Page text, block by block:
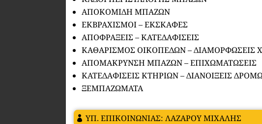
ΑΠΟΚΟΜΙΔΗ ΜΠΑΖΩΝ
ΕΚΒΡΑΧΙΣΜΟΙ – ΕΚΣΚΑΦΕΣ
ΑΠΟΦΡΑΞΕΙΣ – ΚΑΤΕΔΑΦΙΣΕΙΣ
ΚΑΘΑΡΙΣΜΟΣ ΟΙΚΟΠΕΔΩΝ – ΔΙΑΜΟΡΦΩΣΕΙΣ
ΑΠΟΜΑΚΡΥΝΣΗ ΜΠΑΖΩΝ – ΕΠΙΧΩΜΑΤΩΣΕΙΣ
ΚΑΤΕΔΑΦΙΣΕΙΣ ΚΤΗΡΙΩΝ – ΔΙΑΝΟΙΞΕΙΣ
ΞΕΜΠΑΖΩΜΑΤΑ
ΥΠ. ΕΠΙΚΟΙΝΩΝΙΑΣ: ΛΑΖΑΡΟΥ ΜΙΧΑΛΗΣ